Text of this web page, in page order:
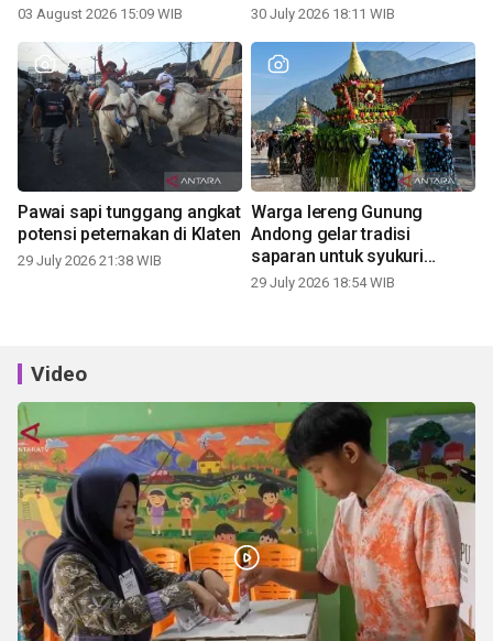
03 August 2026 15:09 WIB 30 July 2026 18:11 WIB
Pawai sapi tunggang angkat
potensi peternakan di Klaten
29 July 2026 21:38 WIB
Warga lereng Gunung
Andong gelar tradisi
saparan untuk syukuri
panen
29 July 2026 18:54 WIB
Video